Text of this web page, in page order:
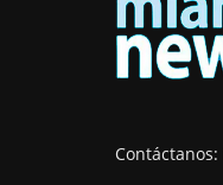
Contáctanos: